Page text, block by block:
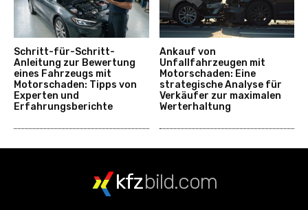
Schritt-für-Schritt-
Anleitung zur Bewertung
eines Fahrzeugs mit
Motorschaden: Tipps von
Experten und
Erfahrungsberichte
Ankauf von
Unfallfahrzeugen mit
Motorschaden: Eine
strategische Analyse für
Verkäufer zur maximalen
Werterhaltung
kfzbild.com